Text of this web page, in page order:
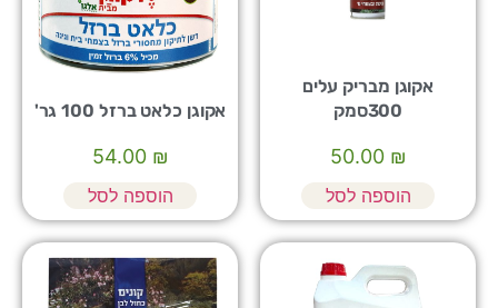
אקוגן מבריק עלים
300סמק
₪
50.00
הוספה לסל
אקוגן כלאט ברזל 100 גר'
₪
54.00
הוספה לסל